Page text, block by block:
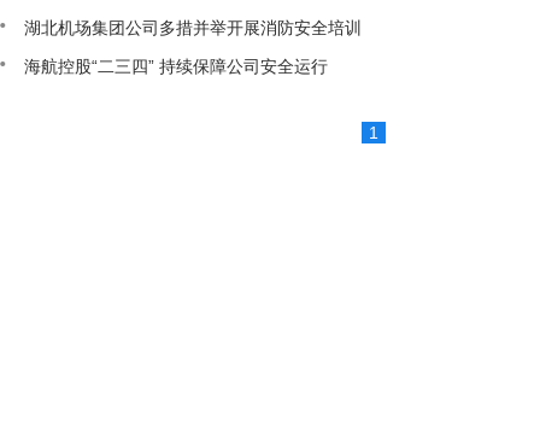
湖北机场集团公司多措并举开展消防安全培训
海航控股“二三四” 持续保障公司安全运行
1